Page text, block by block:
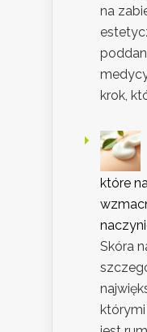
na
krok,
które
Skóra
którymi